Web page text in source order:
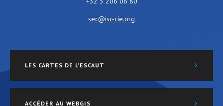
sec@isc-cie.org
LES CARTES DE L’ESCAUT
ACCÉDER AU WEBGIS